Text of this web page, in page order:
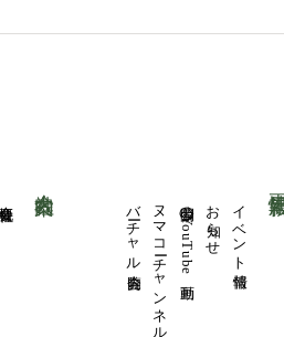
イベント情報
お知らせ
公開中のYouTube動画
ヌマコーチャンネル
バーチャル内覧会